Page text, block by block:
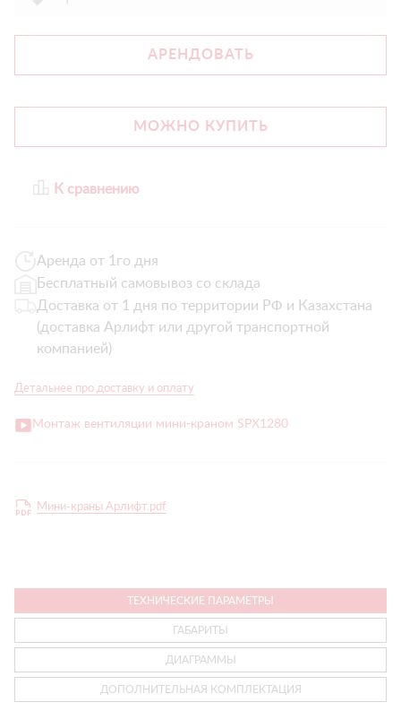
АРЕНДОВАТЬ
МОЖНО КУПИТЬ
К сравнению
Аренда от 1го дня
Бесплатный самовывоз со склада
Доставка от 1 дня по территории РФ и Казахстана
(доставка Арлифт или другой транспортной
компанией)
Детальнее про доставку и оплату
Монтаж вентиляции мини-краном SPX1280
Мини-краны Арлифт.pdf
ТЕХНИЧЕСКИЕ ПАРАМЕТРЫ
ГАБАРИТЫ
ДИАГРАММЫ
ДОПОЛНИТЕЛЬНАЯ КОМПЛЕКТАЦИЯ